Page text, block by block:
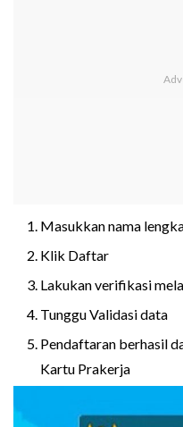
Masukkan nama
Klik Daftar
Lakukan verifikasi
Tunggu Validasi data
Pendaftaran berhasil
Kartu Prakerja